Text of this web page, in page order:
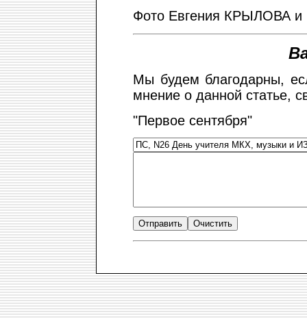
Фото Евгения КРЫЛОВА
Мы будем благодарны,
мнение о данной статье,
"Первое сентября"